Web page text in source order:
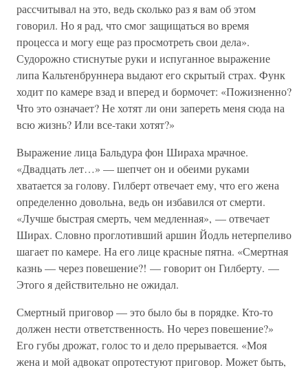
рассчитывал на это, ведь сколько раз я вам об этом
говорил. Но я рад, что смог защищаться во время
процесса и могу еще раз просмотреть свои дела».
Судорожно стиснутые руки и испуганное выражение
липа Кальтенбруннера выдают его скрытый страх. Функ
ходит по камере взад и вперед и бормочет: «Пожизненно?
Что это означает? Не хотят ли они запереть меня сюда на
всю жизнь? Или все-таки хотят?»
Выражение лица Бальдура фон Шираха мрачное.
«Двадцать лет…» — шепчет он и обеими руками
хватается за голову. Гилберт отвечает ему, что его жена
определенно довольна, ведь он избавился от смерти.
«Лучше быстрая смерть, чем медленная», — отвечает
Ширах. Словно проглотивший аршин Йодль нетерпеливо
шагает по камере. На его лице красные пятна. «Смертная
казнь — через повешение?! — говорит он Гилберту. —
Этого я действительно не ожидал.
Смертный приговор — это было бы в порядке. Кто-то
должен нести ответственность. Но через повешение?»
Его губы дрожат, голос то и дело прерывается. «Моя
жена и мой адвокат опротестуют приговор. Может быть,